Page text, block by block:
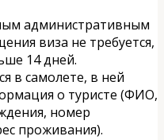
административным
виза не требуется,
14 дней.
в самолете, в ней
о туристе (ФИО,
номер
проживания).